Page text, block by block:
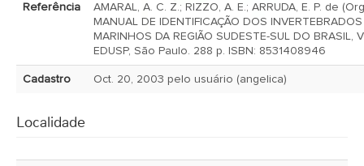
Referência
AMARAL, A. C. Z.; RIZZO, A. E.; ARRUDA, E. P. de
MANUAL DE IDENTIFICAÇÃO DOS INVERTEBRADOS
MARINHOS DA REGIÃO SUDESTE-SUL DO BRASIL,
EDUSP, São Paulo. 288 p. ISBN: 8531408946
Cadastro Oct. 20, 2003 pelo usuário (angelica)
Localidade